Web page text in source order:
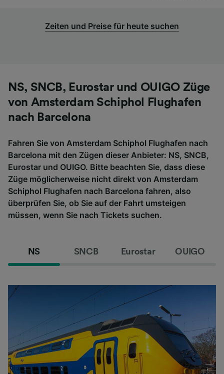
Zeiten und Preise für heute suchen
NS, SNCB, Eurostar und OUIGO Züge
von Amsterdam Schiphol Flughafen
nach Barcelona
Fahren Sie von Amsterdam Schiphol Flughafen nach
Barcelona mit den Zügen dieser Anbieter: NS, SNCB,
Eurostar und OUIGO. Bitte beachten Sie, dass diese
Züge möglicherweise nicht direkt von Amsterdam
Schiphol Flughafen nach Barcelona fahren, also
überprüfen Sie, ob Sie auf der Fahrt umsteigen
müssen, wenn Sie nach Tickets suchen.
NS SNCB Eurostar OUIGO